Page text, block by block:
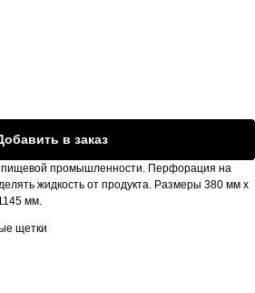
в заказ
пищевой промышленности. Перфорация на
жидкость от продукта. Размеры 380 мм х
мм.
щетки